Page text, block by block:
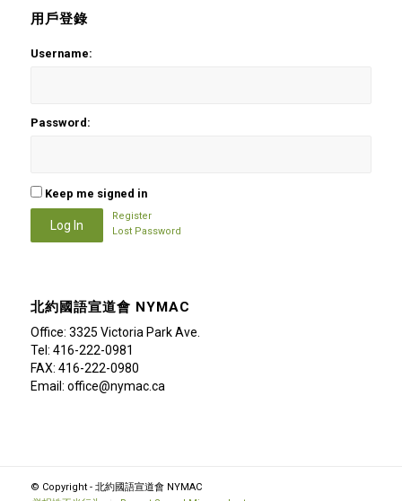
用戶登錄
Username:
Password:
Keep me signed in
Log In
Register
Lost Password
北約國語宣道會 NYMAC
Office: 3325 Victoria Park Ave.
Tel: 416-222-0981
FAX: 416-222-0980
Email: office@nymac.ca
© Copyright - 北約國語宣道會 NYMAC